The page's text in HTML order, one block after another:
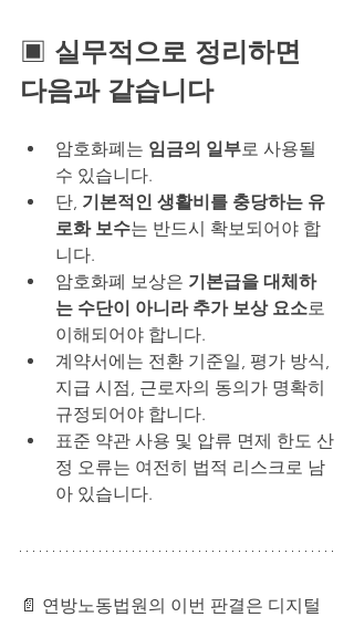
▣ 실무적으로 정리하면
다음과 같습니다
암호화폐는 임금의 일부로 사용될
수 있습니다.
단, 기본적인 생활비를 충당하는 유
로화 보수는 반드시 확보되어야 합
니다.
암호화폐 보상은 기본급을 대체하
는 수단이 아니라 추가 보상 요소로
이해되어야 합니다.
계약서에는 전환 기준일, 평가 방식,
지급 시점, 근로자의 동의가 명확히
규정되어야 합니다.
표준 약관 사용 및 압류 면제 한도 산
정 오류는 여전히 법적 리스크로 남
아 있습니다.
📄 연방노동법원의 이번 판결은 디지털